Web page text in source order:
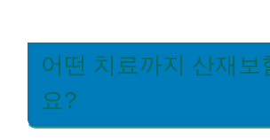
어떤 치료까지 산재보
요?